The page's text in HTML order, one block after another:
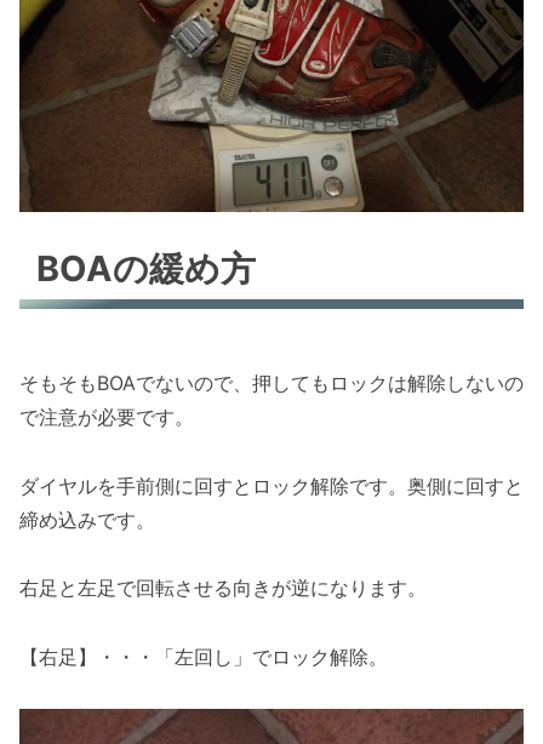
BOAの緩め方
そもそもBOAでないので、押してもロックは解除しないの
で注意が必要です。
ダイヤルを手前側に回すとロック解除です。奥側に回すと
締め込みです。
右足と左足で回転させる向きが逆になります。
【右足】・・・「左回し」でロック解除。